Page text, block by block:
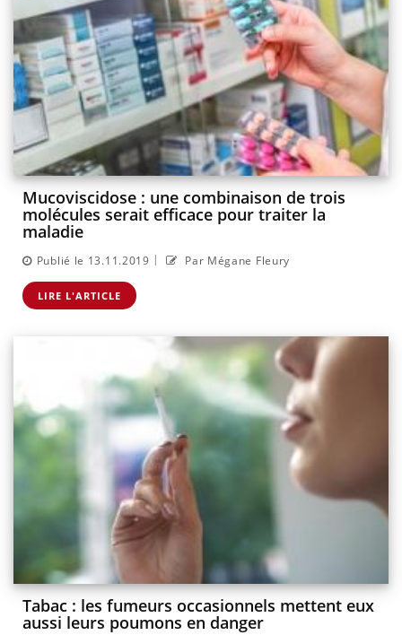
Mucoviscidose : une combinaison de trois
molécules serait efficace pour traiter la
maladie
Publié le 13.11.2019 | Par Mégane Fleury
LIRE L'ARTICLE
Tabac : les fumeurs occasionnels mettent eux
aussi leurs poumons en danger